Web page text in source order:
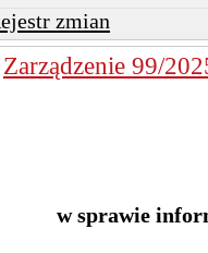
zmian
Zarządzenie 99/
w sprawie